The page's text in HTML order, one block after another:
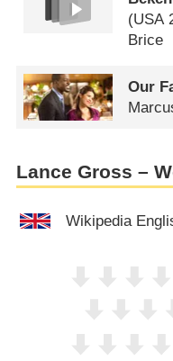
(USA
Brice
Our
Lance Gross –
Wikipedia